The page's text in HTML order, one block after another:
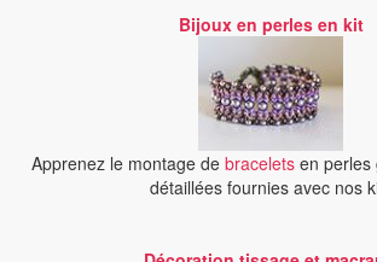
Bijoux en perles en kit
Apprenez le montage de braceletsen perles
détaillées fournies avec nos